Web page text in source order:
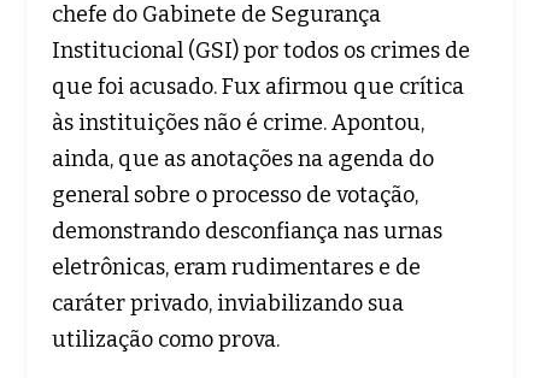
chefe do Gabinete de Segurança
Institucional (GSI) por todos os crimes de
que foi acusado. Fux afirmou que crítica
às instituições não é crime. Apontou,
ainda, que as anotações na agenda do
general sobre o processo de votação,
demonstrando desconfiança nas urnas
eletrônicas, eram rudimentares e de
caráter privado, inviabilizando sua
utilização como prova.